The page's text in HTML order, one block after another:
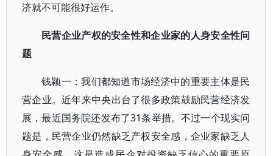
济就不可能很好运作。
民营企业产权的安全性和企业家的人身安全性问
题
钱颖一：我们都知道市场经济中的重要主体是民
营企业。近年来中央出台了很多政策鼓励民营经济发
展，最近国务院还发布了31条举措。不过一个现实问
题是，民营企业仍然缺乏产权安全感，企业家缺乏人